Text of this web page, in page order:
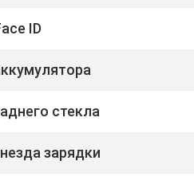
ID
стекла
зарядки